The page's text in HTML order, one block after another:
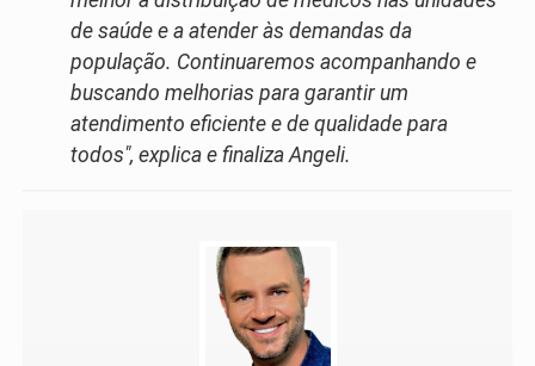
de saúde e a atender às demandas da
população. Continuaremos acompanhando e
buscando melhorias para garantir um
atendimento eficiente e de qualidade para
todos", explica e finaliza Angeli.